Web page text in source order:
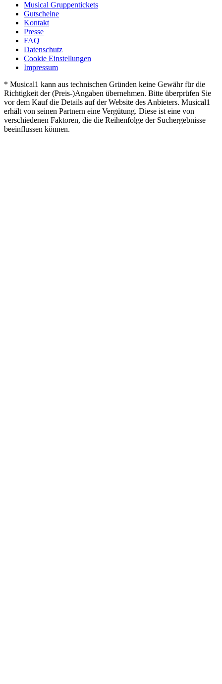
Musical Gruppentickets
Gutscheine
Kontakt
Presse
FAQ
Datenschutz
Cookie Einstellungen
Impressum
* Musical1 kann aus technischen Gründen keine Gewähr für die
Richtigkeit der (Preis-)Angaben übernehmen. Bitte überprüfen Sie
vor dem Kauf die Details auf der Website des Anbieters. Musical1
erhält von seinen Partnern eine Vergütung. Diese ist eine von
verschiedenen Faktoren, die die Reihenfolge der Suchergebnisse
beeinflussen können.